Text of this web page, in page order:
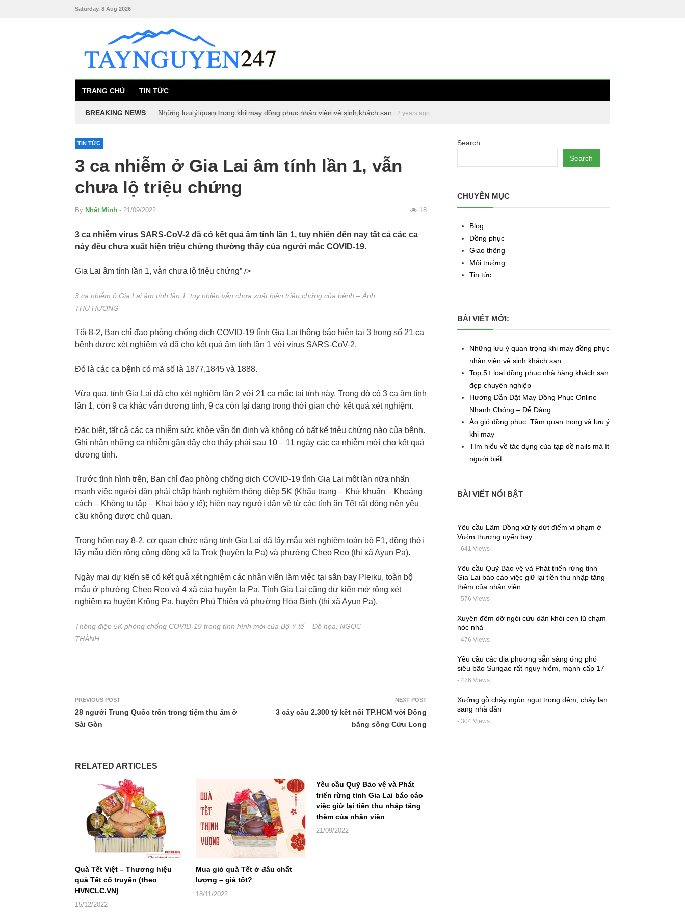
Saturday, 8 Aug 2026
TRANG CHỦ TIN TỨC
BREAKING NEWS Những lưu ý quan trọng khi may đồng phục nhân viên vệ sinh khách sạn 2 years ago
Top 5+ loại đồng phục nhà hàng khách sạn đẹp chuyên nghiệp 2 years ago
TIN TỨC
3 ca nhiễm ở Gia Lai âm tính lần 1, vẫn
chưa lộ triệu chứng
By Nhất Minh - 21/09/2022 18
3 ca nhiễm virus SARS-CoV-2 đã có kết quả âm tính lần 1, tuy nhiên đến nay tất cả các ca
này đều chưa xuất hiện triệu chứng thường thấy của người mắc COVID-19.
Gia Lai âm tính lần 1, vẫn chưa lộ triệu chứng” />
3 ca nhiễm ở Gia Lai âm tính lần 1, tuy nhiên vẫn chưa xuất hiện triệu chứng của bệnh – Ảnh:
THU HƯƠNG
Tối 8-2, Ban chỉ đạo phòng chống dịch COVID-19 tỉnh Gia Lai thông báo hiện tại 3 trong số 21 ca
bệnh được xét nghiệm và đã cho kết quả âm tính lần 1 với virus SARS-CoV-2.
Đó là các ca bệnh có mã số là 1877,1845 và 1888.
Vừa qua, tỉnh Gia Lai đã cho xét nghiệm lần 2 với 21 ca mắc tại tỉnh này. Trong đó có 3 ca âm tính
lần 1, còn 9 ca khác vẫn dương tính, 9 ca còn lại đang trong thời gian chờ kết quả xét nghiệm.
Đặc biệt, tất cả các ca nhiễm sức khỏe vẫn ổn định và không có bất kể triệu chứng nào của bệnh.
Ghi nhận những ca nhiễm gần đây cho thấy phải sau 10 – 11 ngày các ca nhiễm mới cho kết quả
dương tính.
Trước tình hình trên, Ban chỉ đạo phòng chống dịch COVID-19 tỉnh Gia Lai một lần nữa nhấn
mạnh việc người dân phải chấp hành nghiêm thông điệp 5K (Khẩu trang – Khử khuẩn – Khoảng
cách – Không tụ tập – Khai báo y tế); hiện nay người dân về từ các tỉnh ăn Tết rất đông nên yêu
cầu không được chủ quan.
Trong hôm nay 8-2, cơ quan chức năng tỉnh Gia Lai đã lấy mẫu xét nghiệm toàn bộ F1, đồng thời
lấy mẫu diện rộng cộng đồng xã Ia Trok (huyện Ia Pa) và phường Cheo Reo (thị xã Ayun Pa).
Ngày mai dự kiến sẽ có kết quả xét nghiệm các nhân viên làm việc tại sân bay Pleiku, toàn bộ
mẫu ở phường Cheo Reo và 4 xã của huyện Ia Pa. Tỉnh Gia Lai cũng dự kiến mở rộng xét
nghiệm ra huyện Krông Pa, huyện Phú Thiện và phường Hòa Bình (thị xã Ayun Pa).
Thông điệp 5K phòng chống COVID-19 trong tình hình mới của Bộ Y tế – Đồ họa: NGỌC
THÀNH
PREVIOUS POST
28 người Trung Quốc trốn trong tiệm thu âm ở
Sài Gòn
NEXT POST
3 cây cầu 2.300 tỷ kết nối TP.HCM với Đồng
bằng sông Cửu Long
RELATED ARTICLES
Quà Tết Việt – Thương hiệu
quà Tết cổ truyền (theo
HVNCLC.VN)
15/12/2022
Mua giỏ quà Tết ở đâu chất
lượng – giá tốt?
18/11/2022
Yêu cầu Quỹ Bảo vệ và Phát
triển rừng tỉnh Gia Lai báo cáo
việc giữ lại tiền thu nhập tăng
thêm của nhân viên
21/09/2022
Search
Search
CHUYÊN MỤC
Blog
Đồng phục
Giao thông
Môi trường
Tin tức
BÀI VIẾT MỚI:
Những lưu ý quan trọng khi may đồng phục
nhân viên vệ sinh khách sạn
Top 5+ loại đồng phục nhà hàng khách sạn
đẹp chuyên nghiệp
Hướng Dẫn Đặt May Đồng Phục Online
Nhanh Chóng – Dễ Dàng
Áo gió đồng phục: Tầm quan trọng và lưu ý
khi may
Tìm hiểu về tác dụng của tạp dề nails mà ít
người biết
BÀI VIẾT NỔI BẬT
Yêu cầu Lâm Đồng xử lý dứt điểm vi phạm ở
Vườn thượng uyển bay
- 641 Views
Yêu cầu Quỹ Bảo vệ và Phát triển rừng tỉnh
Gia Lai báo cáo việc giữ lại tiền thu nhập tăng
thêm của nhân viên
- 576 Views
Xuyên đêm dỡ ngói cứu dân khỏi cơn lũ chạm
nóc nhà
- 476 Views
Yêu cầu các địa phương sẵn sàng ứng phó
siêu bão Surigae rất nguy hiểm, mạnh cấp 17
- 476 Views
Xưởng gỗ cháy ngùn ngụt trong đêm, cháy lan
sang nhà dân
- 304 Views